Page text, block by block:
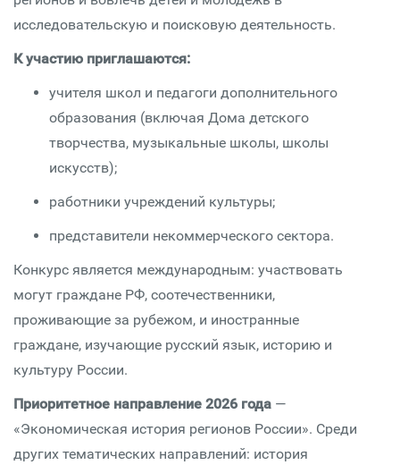
исследовательскую и поисковую деятельность.
К участию приглашаются:
учителя школ и педагоги дополнительного
образования (включая Дома детского
творчества, музыкальные школы, школы
искусств);
работники учреждений культуры;
представители некоммерческого сектора.
Конкурс является международным: участвовать
могут граждане РФ, соотечественники,
проживающие за рубежом, и иностранные
граждане, изучающие русский язык, историю и
культуру России.
Приоритетное направление 2026 года —
«Экономическая история регионов России». Среди
других тематических направлений: история